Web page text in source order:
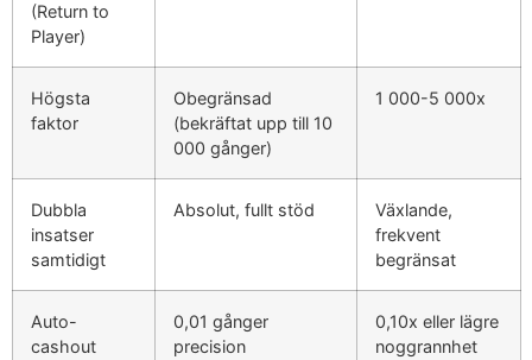
(Return to
Player)
Högsta
faktor
Obegränsad
(bekräftat upp till 10
000 gånger)
1 000-5 000x
Dubbla
insatser
samtidigt
Absolut, fullt stöd
Växlande,
frekvent
begränsat
Auto-
cashout
0,01 gånger
precision
0,10x eller lägre
noggrannhet